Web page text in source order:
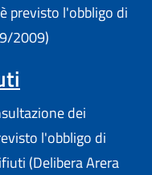
previsto l'obbligo di
2009)
dei
l'obbligo di
(Delibera Arera